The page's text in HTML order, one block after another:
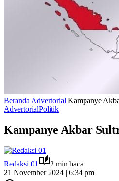
Beranda Advertorial Kampanye
AdvertorialPolitik
Kampanye Akbar
Redaksi 01
2 min baca
21 November 2024 | 6:34 pm